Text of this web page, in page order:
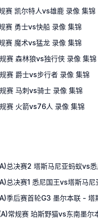
赛 凯尔特人vs雄鹿 录像 集锦
赛 勇士vs快船 录像 集锦
赛 魔术vs猛龙 录像 集锦
赛 森林狼vs独行侠 录像 集锦
赛 爵士vs步行者 录像 集锦
赛 马刺vs骑士 录像 集锦
赛 火箭vs76人 录像 集锦
总决赛2 塔斯马尼亚蚂蚁vs
总决赛1 悉尼国王vs塔斯马尼
季后赛首轮G3 墨尔本联 - 塔
常规赛 珀斯野猫vs东南墨尔